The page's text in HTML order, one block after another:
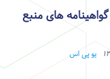
های منبع
یو پی اس